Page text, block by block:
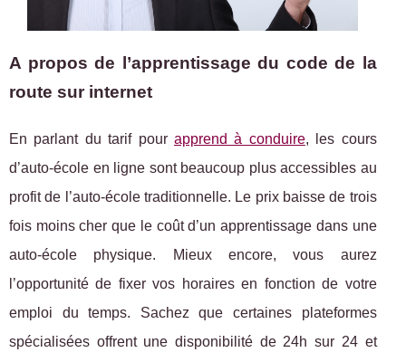
A propos de l’apprentissage du code de la
route sur internet
En parlant du tarif pour apprend à conduire, les cours
d’auto-école en ligne sont beaucoup plus accessibles au
profit de l’auto-école traditionnelle. Le prix baisse de trois
fois moins cher que le coût d’un apprentissage dans une
auto-école physique. Mieux encore, vous aurez
l’opportunité de fixer vos horaires en fonction de votre
emploi du temps. Sachez que certaines plateformes
spécialisées offrent une disponibilité de 24h sur 24 et